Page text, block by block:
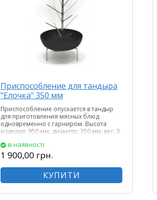
Приспособление для тандыра
"Елочка" 350 мм
Приспособление опускается в тандыр
для приготовления мясных блюд
одновременно с гарниром. Высота
изделия: 950 мм, диаметр: 350 мм, вес: 3
в наявності
1 900,00 грн.
КУПИТИ